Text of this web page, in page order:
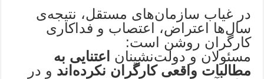
در غیاب سازمان‌های مستقل، نتیجه‌ی
سال‌ها اعتراض، اعتصاب و فداکاری
کارگران روشن است:
مسئولان و دولت‌نشینان اعتنایی به
مطالبات واقعی کارگران نکرده‌اند و در